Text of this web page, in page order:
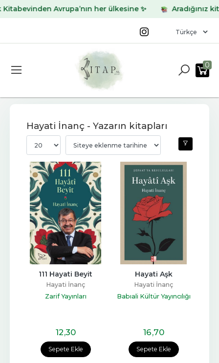
Avrupa’nın her ülkesine ✨ Aradığınız kitabı
0
Hayati İnanç - Yazarın kitapları
Sepete Ekle
111 Hayati Beyit
Hayati İnanç
Zarif Yayınları
12,30
Sepete Ekle
Hayati Aşk
Hayati İnanç
Babıali Kültür Yayıncılığı
16,70